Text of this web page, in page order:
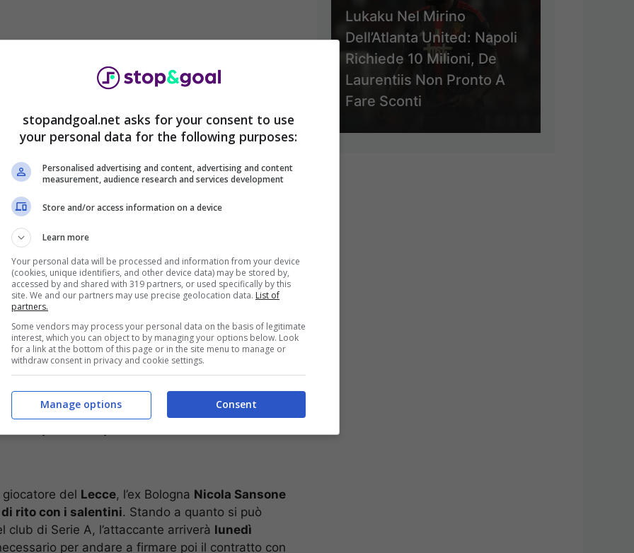
un’operazione a sorpresa sono stati i
daiparametri zero
già era abbastanza valido di suo,
che inSerie A, data la sua tecnica e la sua
fare la differenza.
club tramite uncomunicatosui proprio
diventerà un nuovo giocatore del
in entrata dei salentini, desiderosi di iniziare
salvezza.
prima però le visite
del Lecce, l’ex Bologna Nicola Sansone
rito con i salentini. Stando a quanto si può
di Serie A, l’attaccante arriverà lunedì
per andare a firmare poi il contratto con
Lukaku Nel Mirino
Dell’Atlanta United: Napoli
Richiede 10 Milioni, De
Laurentiis Non Pronto A
Fare Sconti
stopandgoal.net asks for your consent to use
your personal data for the following purposes:
Personalised advertising and content, advertising and content
measurement, audience research and services development
Store and/or access information on a device
Learn more
Your personal data will be processed and information from your device
(cookies, unique identifiers, and other device data) may be stored by,
accessed by and shared with 319 partners, or used specifically by this
site. We and our partners may use precise geolocation data. List of
partners.
Some vendors may process your personal data on the basis of legitimate
interest, which you can object to by managing your options below. Look
for a link at the bottom of this page or in the site menu to manage or
withdraw consent in privacy and cookie settings.
Consent
Manage options